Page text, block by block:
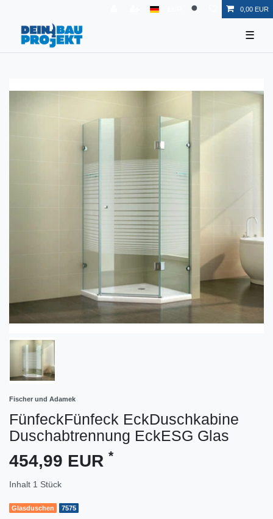
0,00 EUR
☰
Fischer und Adamek
FünfeckFünfeck EckDuschkabine
Duschabtrennung EckESG Glas
454,99 EUR *
Inhalt 1 Stück
Glasduschen 7575